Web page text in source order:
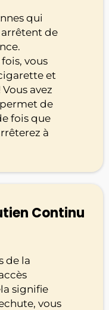
qui
de
vous
et
avez
de
fois que
à
Continu
de la
signifie
vous